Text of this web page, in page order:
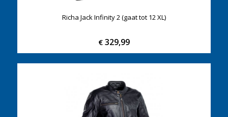
Richa Jack Infinity 2 (gaat tot 12 XL)
€329,99